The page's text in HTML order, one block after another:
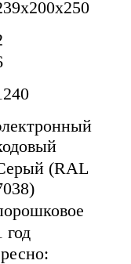
(RAL
год